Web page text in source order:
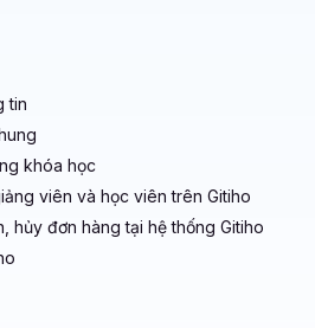
tin
khóa học
viên và học viên trên Gitiho
hủy đơn hàng tại hệ thống Gitiho